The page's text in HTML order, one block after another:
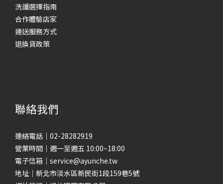
洗護選擇指南
合作體驗店家
運送服務方式
退換貨政策
聯絡我們
連絡電話｜02-28282919
營業時間｜週一至週五 10:00~18:00
電子信箱｜service@ayunche.tw
地址｜新北市淡水區新民街1段159巷5號